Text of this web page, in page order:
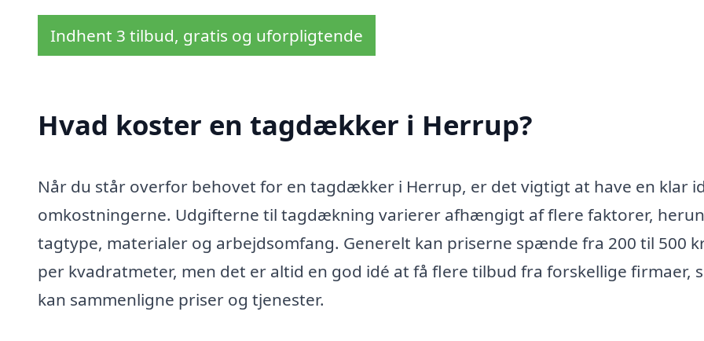
Indhent 3 tilbud, gratis og uforpligtende
Hvad koster en tagdækker i Herrup?
Når du står overfor behovet for en tagdækker i Herrup, er det vigtigt at have en klar
omkostningerne. Udgifterne til tagdækning varierer afhængigt af flere faktorer,
tagtype, materialer og arbejdsomfang. Generelt kan priserne spænde fra 200 til 500
per kvadratmeter, men det er altid en god idé at få flere tilbud fra forskellige firmaer,
kan sammenligne priser og tjenester.